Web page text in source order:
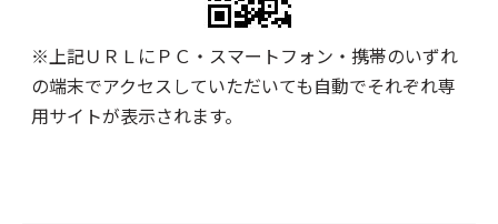
※上記ＵＲＬにＰＣ・スマートフォン・携帯のいずれ
の端末でアクセスしていただいても自動でそれぞれ専
用サイトが表示されます。